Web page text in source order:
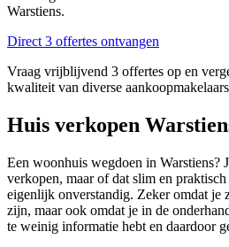
Warstiens.
Direct 3 offertes ontvangen
Vraag vrijblijvend 3 offertes op en
kwaliteit van diverse
Huis verkopen
Een woonhuis wegdoen in Warstiens?
verkopen, maar of dat slim en
eigenlijk onverstandig. Zeker omdat je
zijn, maar ook omdat je in de
te weinig informatie hebt en daardoor